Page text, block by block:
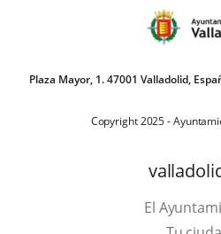
Plaza Mayor, 1. 47001 Valladolid,
Copyright 2025 -
El